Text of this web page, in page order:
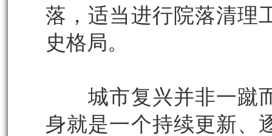
落，适当进行院落清理
史格局。
城市复兴并非一蹴而
身就是一个持续更新、